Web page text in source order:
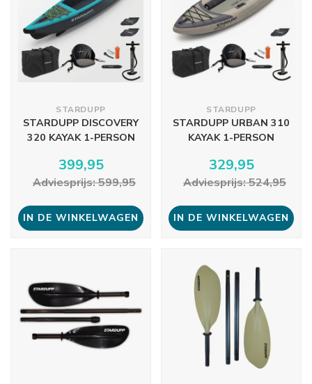
STARDUPP
STARDUPP DISCOVERY
320 KAYAK 1-PERSON
399,95
Adviesprijs: 599,95
IN DE WINKELWAGEN
STARDUPP
STARDUPP URBAN 310
KAYAK 1-PERSON
329,95
Adviesprijs: 524,95
IN DE WINKELWAGEN